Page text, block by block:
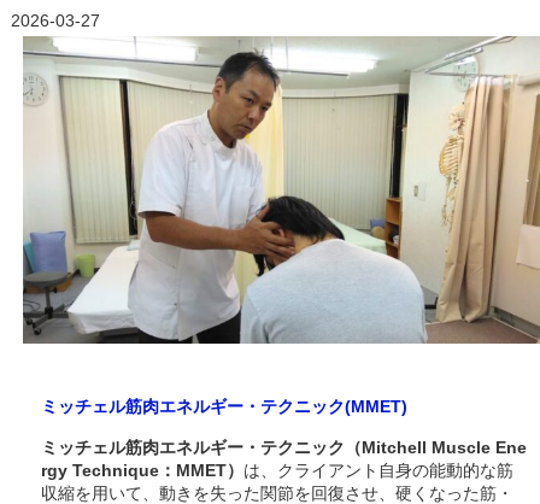
2026-03-27
ミッチェル筋肉エネルギー・テクニック(MMET)
ミッチェル筋肉エネルギー・テクニック（Mitchell Muscle Ene
rgy Technique：MMET） は、クライアント自身の能動的な筋
収縮を用いて、動きを失った関節を回復させ、硬くなった筋・